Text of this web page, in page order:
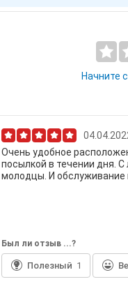
Начните
Очень удобное
посылкой в течении дня. С
молодцы. И обслуживание
Был ли отзыв ...?
Полезный 1